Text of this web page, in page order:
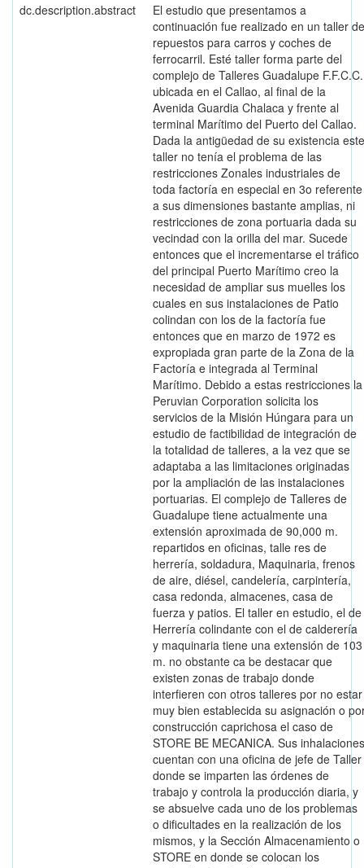
dc.description.abstract
El estudio que presentamos a
continuación fue realizado en un taller de
repuestos para carros y coches de
ferrocarril. Esté taller forma parte del
complejo de Talleres Guadalupe F.F.C.C.
ubicada en el Callao, al final de la
Avenida Guardia Chalaca y frente al
terminal Marítimo del Puerto del Callao.
Dada la antigüedad de su existencia este
taller no tenía el problema de las
restricciones Zonales industriales de
toda factoría en especial en 3o referente
a sus dimensiones bastante amplias, ni
restricciones de zona portuaria dada su
vecindad con la orilla del mar. Sucede
entonces que el incrementarse el tráfico
del principal Puerto Marítimo creo la
necesidad de ampliar sus muelles los
cuales en sus instalaciones de Patio
colindan con los de la factoría fue
entonces que en marzo de 1972 es
expropiada gran parte de la Zona de la
Factoría e integrada al Terminal
Marítimo. Debido a estas restricciones la
Peruvian Corporation solicita los
servicios de la Misión Húngara para un
estudio de factibilidad de integración de
la totalidad de talleres, a la vez que se
adaptaba a las limitaciones originadas
por la ampliación de las instalaciones
portuarias. El complejo de Talleres de
Guadalupe tiene actualmente una
extensión aproximada de 90,000 m.
repartidos en oficinas, talle res de
herrería, soldadura, Maquinaria, frenos
de aire, diésel, candelería, carpintería,
casa redonda, almacenes, casa de
fuerza y patios. El taller en estudio, el de
Herrería colindante con el de calderería
y maquinaria tiene una extensión de 103
m. no obstante ca be destacar que
existen zonas de trabajo donde
interfieren con otros talleres por no estar
muy bien establecida su asignación o
construcción caprichosa el caso de
STORE BE MECANICA. Sus inhalaciones
cuentan con una oficina de jefe de Taller
donde se imparten las órdenes de
trabajo y controla la producción diaria, y
se absuelve cada uno de los problemas
o dificultades en la realización de los
mismos, y la Sección Almacenamiento o
STORE en donde se colocan los